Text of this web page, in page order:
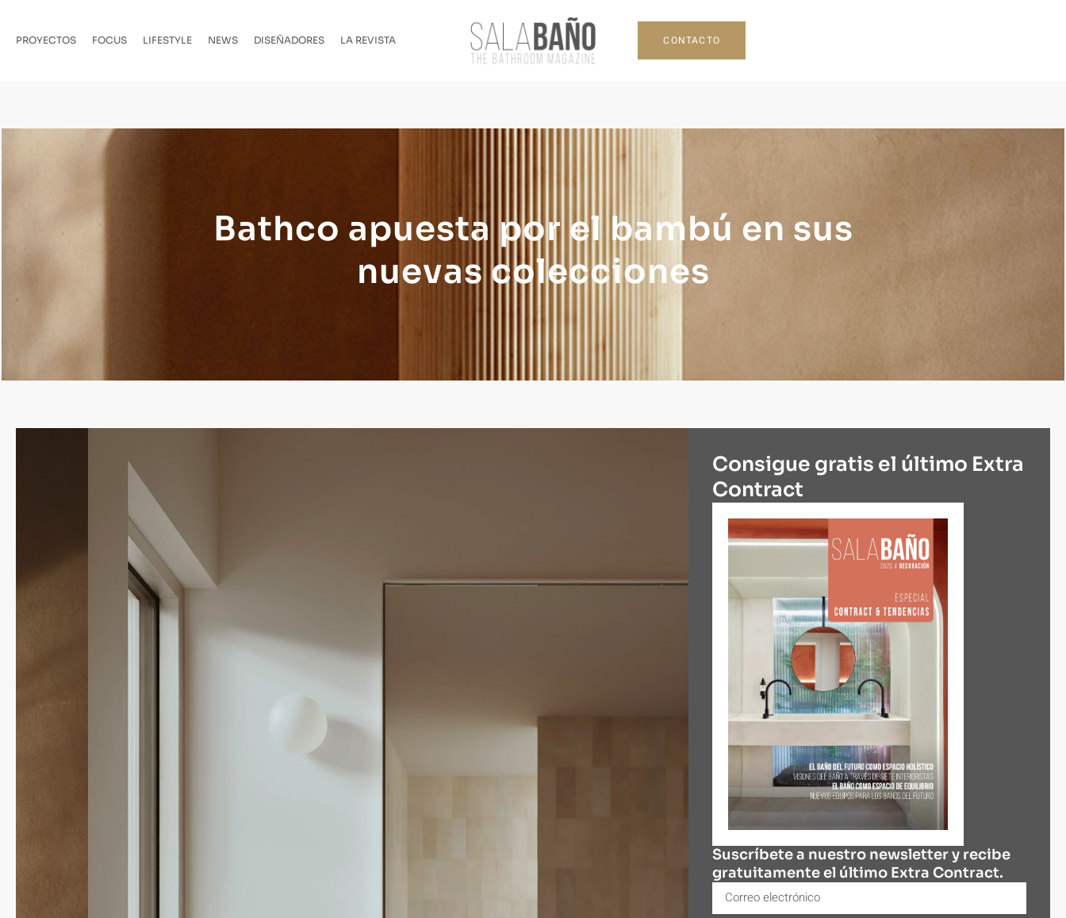
PROYECTOS FOCUS LIFESTYLE NEWS DISEÑADORES LA REVISTA CONTACTO
Bathco apuesta por el bambú en sus
nuevas colecciones
Consigue gratis el último Extra
Contract
Suscríbete a nuestro newsletter y recibe
gratuitamente el último Extra Contract.